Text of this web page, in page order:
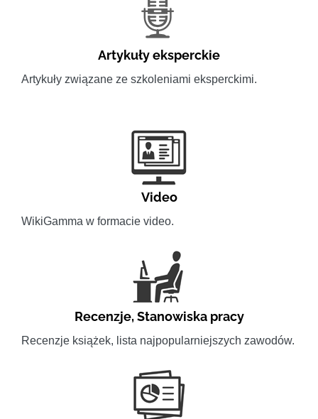
Artykuły eksperckie
Artykuły związane ze szkoleniami eksperckimi.
Video
WikiGamma w formacie video.
Recenzje,Stanowiska pracy
Recenzje książek, lista najpopularniejszych zawodów.